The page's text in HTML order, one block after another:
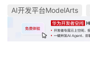
AI开发平台ModelArts